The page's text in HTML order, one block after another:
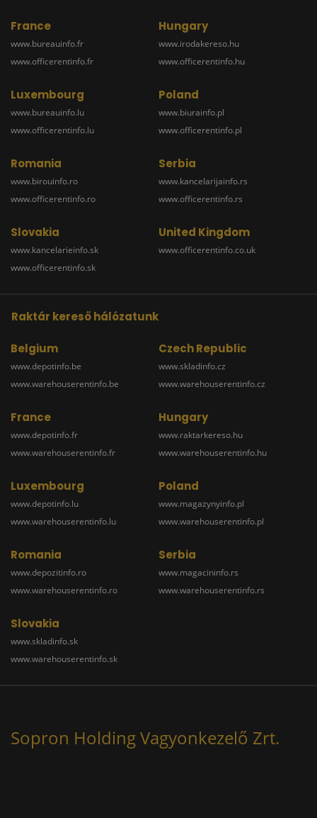
France
www.bureauinfo.fr
www.officerentinfo.fr
Hungary
www.irodakereso.hu
www.officerentinfo.hu
Luxembourg
www.bureauinfo.lu
www.officerentinfo.lu
Poland
www.biurainfo.pl
www.officerentinfo.pl
Romania
www.birouinfo.ro
www.officerentinfo.ro
Serbia
www.kancelarijainfo.rs
www.officerentinfo.rs
Slovakia
www.kancelarieinfo.sk
www.officerentinfo.sk
United Kingdom
www.officerentinfo.co.uk
Raktár kereső hálózatunk
Belgium
www.depotinfo.be
www.warehouserentinfo.be
Czech Republic
www.skladinfo.cz
www.warehouserentinfo.cz
France
www.depotinfo.fr
www.warehouserentinfo.fr
Hungary
www.raktarkereso.hu
www.warehouserentinfo.hu
Luxembourg
www.depotinfo.lu
www.warehouserentinfo.lu
Poland
www.magazynyinfo.pl
www.warehouserentinfo.pl
Romania
www.depozitinfo.ro
www.warehouserentinfo.ro
Serbia
www.magacininfo.rs
www.warehouserentinfo.rs
Slovakia
www.skladinfo.sk
www.warehouserentinfo.sk
Sopron Holding Vagyonkezelő Zrt.